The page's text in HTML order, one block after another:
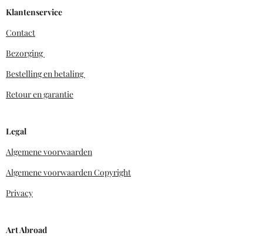
Klantenservice
Contact
Bezorging
Bestelling en betaling
Retour en garantie
Legal
Algemene voorwaarden
Algemene voorwaarden Copyright
Privacy
Art Abroad